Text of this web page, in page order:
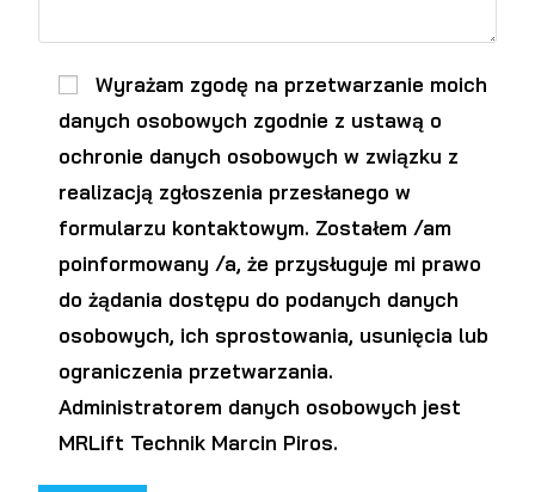
Wyrażam zgodę na przetwarzanie moich
danych osobowych zgodnie z ustawą o
ochronie danych osobowych w związku z
realizacją zgłoszenia przesłanego w
formularzu kontaktowym. Zostałem /am
poinformowany /a, że przysługuje mi prawo
do żądania dostępu do podanych danych
osobowych, ich sprostowania, usunięcia lub
ograniczenia przetwarzania.
Administratorem danych osobowych jest
MRLift Technik Marcin Piros.